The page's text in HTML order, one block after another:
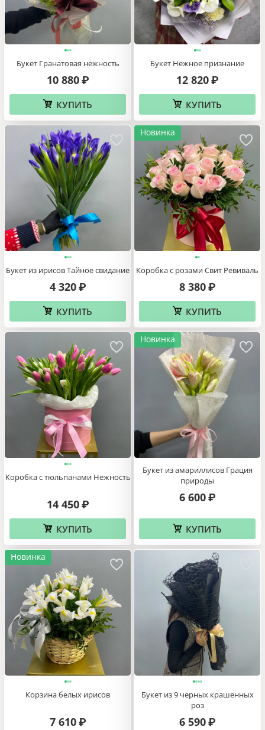
Букет Гранатовая нежность
10 880 ₽
КУПИТЬ
Букет Нежное признание
12 820 ₽
КУПИТЬ
Букет из ирисов Тайное свидание
4 320 ₽
КУПИТЬ
Новинка
Коробка с розами Свит Ревиваль
8 380 ₽
КУПИТЬ
Коробка с тюльпанами Нежность
14 450 ₽
КУПИТЬ
Новинка
Букет из амариллисов Грация
природы
6 600 ₽
КУПИТЬ
Новинка
Корзина белых ирисов
7 610 ₽
Букет из 9 черных крашенных
роз
6 590 ₽